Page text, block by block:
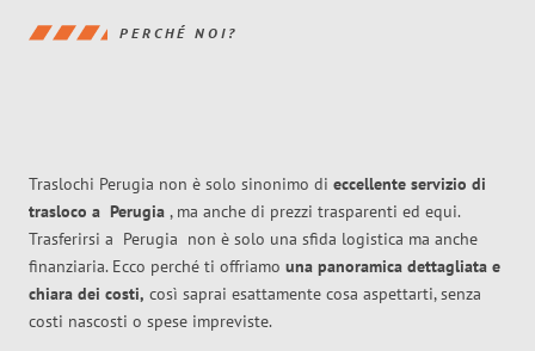
PERCHÉ NOI?
Traslochi Perugia non è solo sinonimo di eccellente servizio di
trasloco a Perugia , ma anche di prezzi trasparenti ed equi.
Trasferirsi a Perugia non è solo una sfida logistica ma anche
finanziaria. Ecco perché ti offriamo una panoramica dettagliata e
chiara dei costi, così saprai esattamente cosa aspettarti, senza
costi nascosti o spese impreviste.